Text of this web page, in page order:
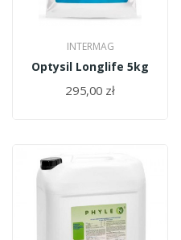
INTERMAG
Optysil Longlife 5kg
295,00 zł